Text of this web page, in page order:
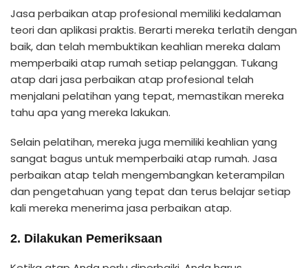
Jasa perbaikan atap profesional memiliki kedalaman
teori dan aplikasi praktis. Berarti mereka terlatih dengan
baik, dan telah membuktikan keahlian mereka dalam
memperbaiki atap rumah setiap pelanggan. Tukang
atap dari jasa perbaikan atap profesional telah
menjalani pelatihan yang tepat, memastikan mereka
tahu apa yang mereka lakukan.
Selain pelatihan, mereka juga memiliki keahlian yang
sangat bagus untuk memperbaiki atap rumah. Jasa
perbaikan atap telah mengembangkan keterampilan
dan pengetahuan yang tepat dan terus belajar setiap
kali mereka menerima jasa perbaikan atap.
2. Dilakukan Pemeriksaan